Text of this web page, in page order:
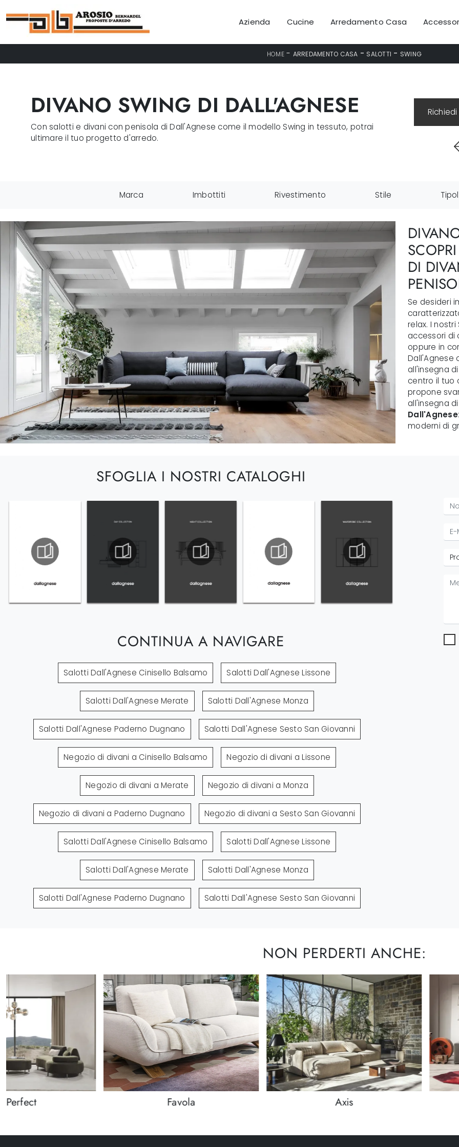
Azienda Cucine Arredamento Casa
HOME- ARREDAMENTO CASA - SALOTTI - SWING
DIVANO SWING DI DALL'AGNESE
Con salotti e divani con penisola di Dall'Agnese come il modello Swing in tessuto, potrai
ultimare il tuo progetto d'arredo.
Marca Imbottiti Rivestimento Stile
DI
Se desideri
relax. I
accessori di
oppure in
Dall'Agnese
all'insegna
centro il tuo
propone
all'insegna
Dall'Agnese
moderni di
SFOGLIA I NOSTRI CATALOGHI
CONTINUA A NAVIGARE
Salotti Dall'Agnese Cinisello Balsamo Salotti Dall'Agnese Lissone
Salotti Dall'Agnese Merate Salotti Dall'Agnese Monza
Salotti Dall'Agnese Paderno Dugnano Salotti Dall'Agnese Sesto San Giovanni
Negozio di divani a Cinisello Balsamo Negozio di divani a Lissone
Negozio di divani a Merate Negozio di divani a Monza
Negozio di divani a Paderno Dugnano Negozio di divani a Sesto San Giovanni
Salotti Dall'Agnese Cinisello Balsamo Salotti Dall'Agnese Lissone
Salotti Dall'Agnese Merate Salotti Dall'Agnese Monza
Salotti Dall'Agnese Paderno Dugnano Salotti Dall'Agnese Sesto San Giovanni
NON PERDERTI ANCHE:
BPerfect Favola Axis